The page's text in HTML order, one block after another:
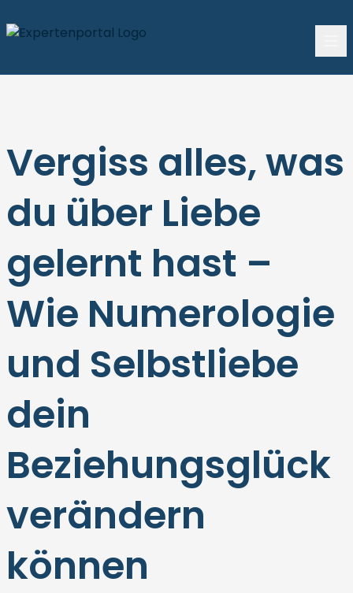
Vergiss alles, was
du über Liebe
gelernt hast –
Wie Numerologie
und Selbstliebe
dein
Beziehungsglück
verändern
können